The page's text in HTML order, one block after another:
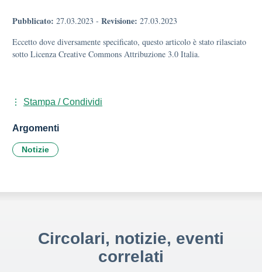
Pubblicato: 27.03.2023 - Revisione: 27.03.2023
Eccetto dove diversamente specificato, questo articolo è stato rilasciato
sotto Licenza Creative Commons Attribuzione 3.0 Italia.
Stampa / Condividi
Argomenti
Notizie
Circolari, notizie, eventi
correlati